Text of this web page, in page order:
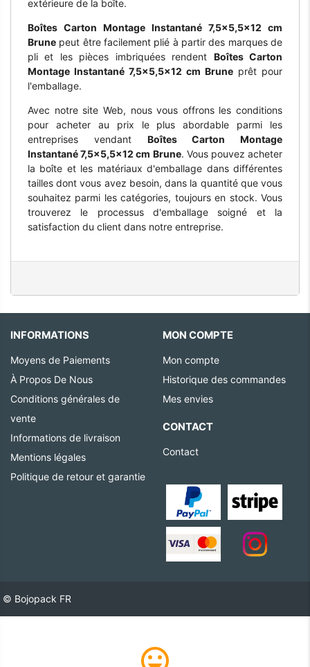
extérieure de la boîte.
Boîtes Carton Montage Instantané 7,5x5,5x12 cm
Brunepeut être facilement plié à partir des marques de
pli et les pièces imbriquées rendent Boîtes Carton
Montage Instantané 7,5x5,5x12 cm Brune prêt pour
l'emballage.
Avec notre site Web, nous vous offrons les conditions
pour acheter au prix le plus abordable parmi les
entreprises vendant Boîtes Carton Montage
Instantané 7,5x5,5x12 cm Brune. Vous pouvez acheter
la boîte et les matériaux d'emballage dans différentes
tailles dont vous avez besoin, dans la quantité que vous
souhaitez parmi les catégories, toujours en stock. Vous
trouverez le processus d'emballage soigné et la
satisfaction du client dans notre entreprise.
INFORMATIONS
Moyens de Paiements
À Propos De Nous
Conditions générales de
vente
Informations de livraison
Mentions légales
Politique de retour et garantie
MON COMPTE
Mon compte
Historique des commandes
Mes envies
CONTACT
Contact
© Bojopack FR